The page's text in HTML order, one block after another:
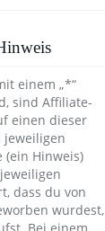
einem „*“
sind Affiliate-
einen dieser
jeweiligen
(ein Hinweis)
dass du von
wurdest,
Bei einem